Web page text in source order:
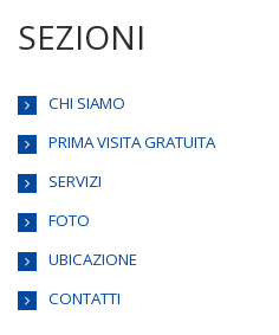
SEZIONI
CHI SIAMO
PRIMA VISITA GRATUITA
SERVIZI
FOTO
UBICAZIONE
CONTATTI